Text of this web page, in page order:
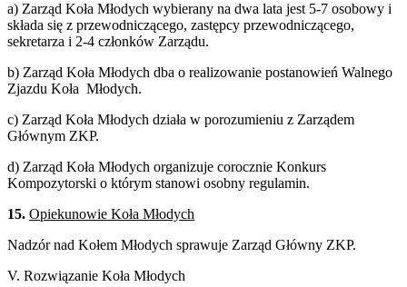
a) Zarząd Koła Młodych wybierany na dwa lata jest 5-7 osobowy i
składa się z przewodniczącego, zastępcy przewodniczącego,
sekretarza i 2-4 członków Zarządu.
b) Zarząd Koła Młodych dba o realizowanie postanowień Walnego
Zjazdu Koła Młodych.
c) Zarząd Koła Młodych działa w porozumieniu z Zarządem
Głównym ZKP.
d) Zarząd Koła Młodych organizuje corocznie Konkurs
Kompozytorski o którym stanowi osobny regulamin.
15. Opiekunowie Koła Młodych
Nadzór nad Kołem Młodych sprawuje Zarząd Główny ZKP.
V. Rozwiązanie Koła Młodych